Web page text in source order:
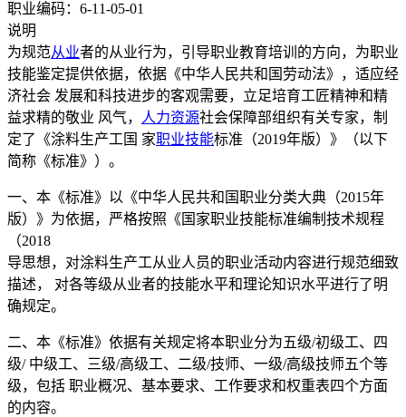
职业编码：6-11-05-01
说明
为规范从业者的从业行为，引导职业教育培训的方向，为职业
技能鉴定提供依据，依据《中华人民共和国劳动法》，适应经
济社会 发展和科技进步的客观需要，立足培育工匠精神和精
益求精的敬业 风气， 人力资源社会保障部组织有关专家，制
定了《涂料生产工国 家职业技能标准（2019年版）》（以下
简称《标准》）。
一、本《标准》以《中华人民共和国职业分类大典（2015年
版）》为依据，严格按照《国家职业技能标准编制技术规程
（2018
导思想，对涂料生产工从业人员的职业活动内容进行规范细致
描述， 对各等级从业者的技能水平和理论知识水平进行了明
确规定。
二、本《标准》依据有关规定将本职业分为五级/初级工、四
级/ 中级工、三级/高级工、二级/技师、一级/高级技师五个等
级，包括 职业概况、基本要求、工作要求和权重表四个方面
的内容。